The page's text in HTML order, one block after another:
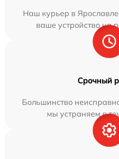
Наш курьер в Ярославле
ваше устройство на
Срочный
Большинство
мы устраняем в